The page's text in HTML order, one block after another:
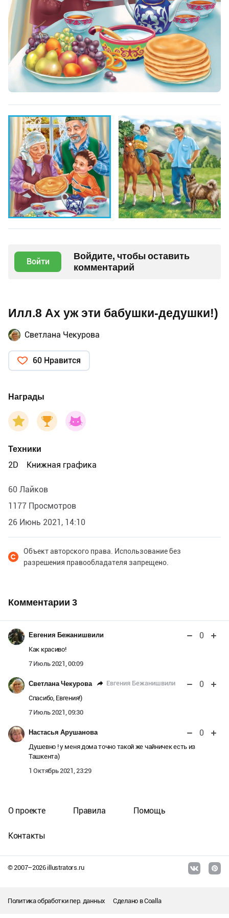
Войти
Войдите, чтобы оставить
комментарий
Илл.8 Ах уж эти бабушки-дедушки!)
Светлана Чекурова
60 Нравится
Награды
Техники
2D
Книжная графика
60 Лайков
1177 Просмотров
26 Июнь 2021, 14:10
Объект авторского права. Использование без
разрешения правообладателя запрещено.
Комментарии 3
Евгения Бежанишвили 0
Как красиво!
7 Июль 2021, 00:09
Светлана Чекурова Евгения Бежанишвили 0
Спасибо, Евгения!)
7 Июль 2021, 09:30
Настасья Арушанова 0
Душевно ! у меня дома точно такой же чайничек есть из
Ташкента)
1 Октябрь 2021, 23:29
© 2007–2026illustrators.ru
О проекте Правила Помощь
Контакты
Политика обработки пер. данных Сделано вCoalla